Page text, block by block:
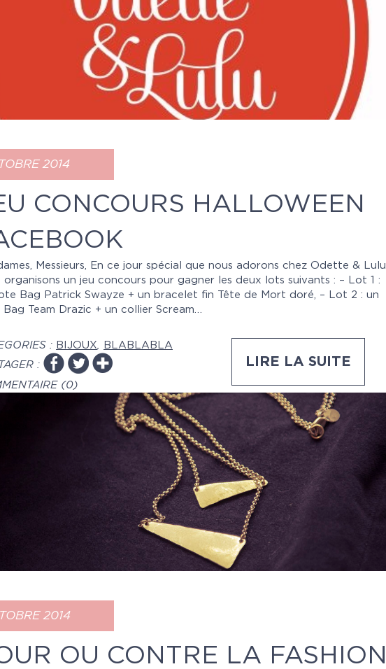
2014
CONCOURS HALLOWEEN
Messieurs, En ce jour spécial que nous adorons chez Odette & Lulu
organisons un jeu concours pour gagner les deux lots suivants : – Lot 1 :
Bag Patrick Swayze + un bracelet fin Tête de Mort doré, – Lot 2 : un
Bag Team Drazic + un collier Scream…
: BIJOUX
BLABLABLA
:
(0)
LIRE LA SUITE
2014
OU CONTRE LA FASHION